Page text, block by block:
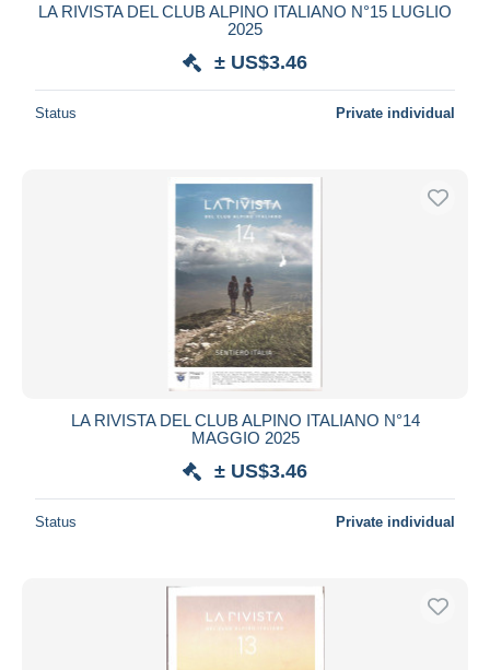
LA RIVISTA DEL CLUB ALPINO ITALIANO N°15 LUGLIO
2025
± US$3.46
Status Private individual
LA RIVISTA DEL CLUB ALPINO ITALIANO N°14
MAGGIO 2025
± US$3.46
Status Private individual